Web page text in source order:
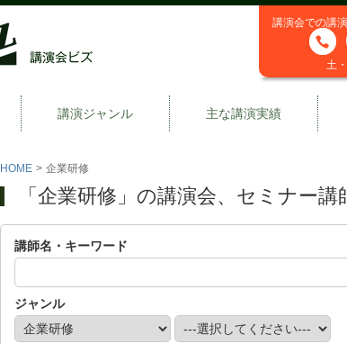
講演会での講
土
講演ジャンル 主な講演実績
HOME > 企業研修
「企業研修」の講演会、セミナー講
講師名・キーワード
ジャンル